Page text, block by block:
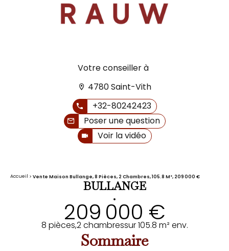
Votre conseiller à
4780 Saint-Vith
+32-80242423
Poser une question
Voir la vidéo
Accueil Vente Maison Bullange, 8 Pièces, 2 Chambres, 105.8 M², 209 000 €
BULLANGE
•
209 000 €
8 pièces,2 chambressur 105.8 m² env.
Sommaire